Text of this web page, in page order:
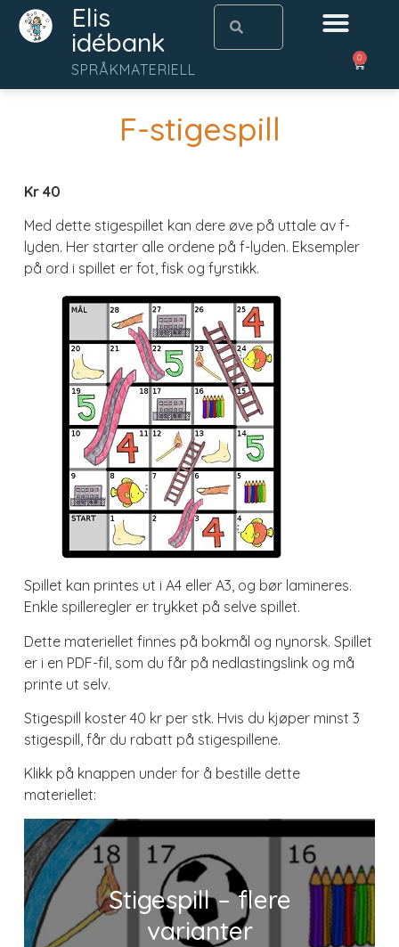
Elis
idébank
SPRÅKMATERIELL
0
F-stigespill
Kr 40
Med dette stigespillet kan dere øve på uttale av f-
lyden. Her starter alle ordene på f-lyden. Eksempler
på ord i spillet er fot, fisk og fyrstikk.
Spillet kan printes ut i A4 eller A3, og bør lamineres.
Enkle spilleregler er trykket på selve spillet.
Dette materiellet finnes på bokmål og nynorsk. Spillet
er i en PDF-fil, som du får på nedlastingslink og må
printe ut selv.
Stigespill koster 40 kr per stk. Hvis du kjøper minst 3
stigespill, får du rabatt på stigespillene.
Klikk på knappen under for å bestille dette
materiellet:
Stigespill – flere
varianter